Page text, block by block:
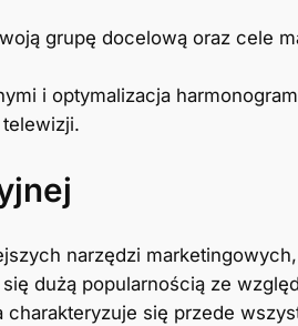
grupę docelową oraz cele
i optymalizacja
narzędzi
dużą popularnością ze
się przede